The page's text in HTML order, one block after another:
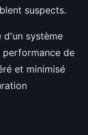
suspects.
d'un système
performance de
et minimisé